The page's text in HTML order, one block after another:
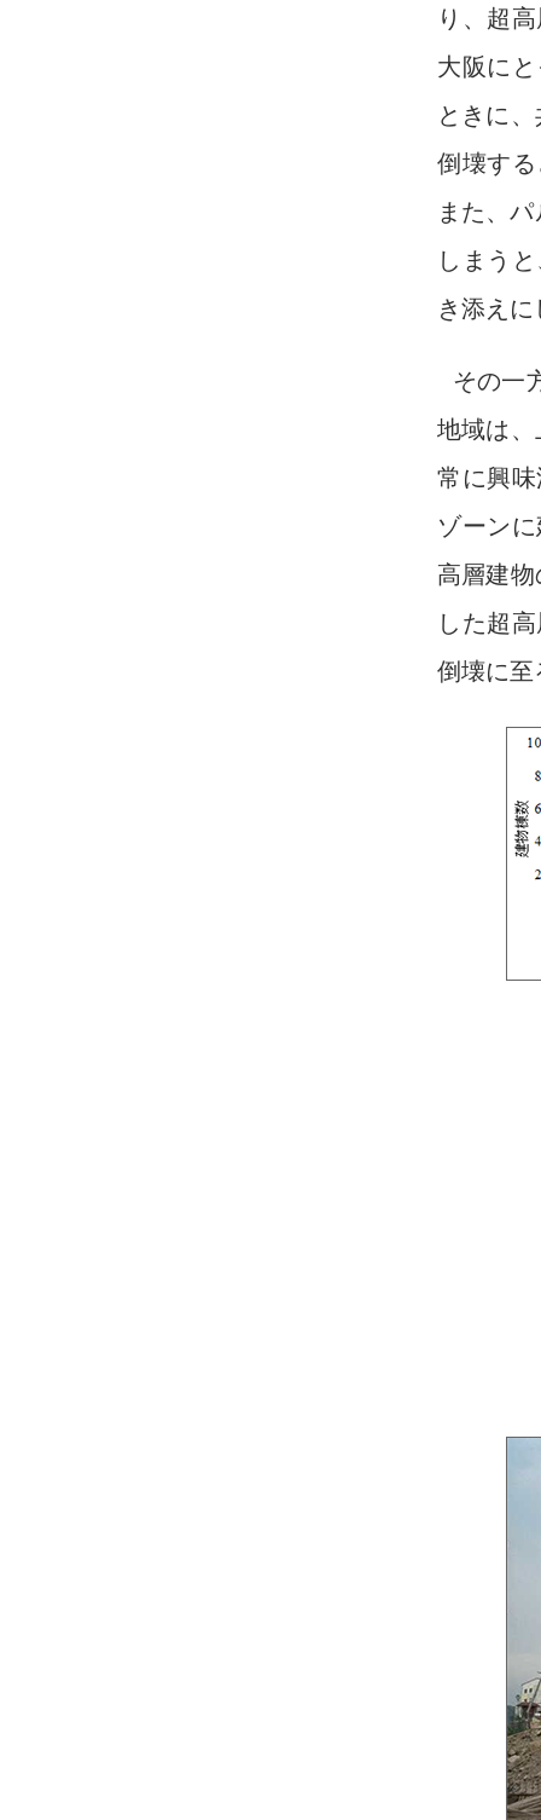
り、超
大阪に
ときに
倒壊す
また、
しまう
き添え
その一
地域は
常に興
ゾーン
高層建
した超
倒壊に至